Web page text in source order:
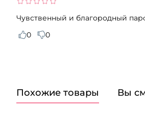
Чувственный и благородный
0
0
Похожие товары Вы